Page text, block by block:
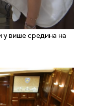
у више средина на